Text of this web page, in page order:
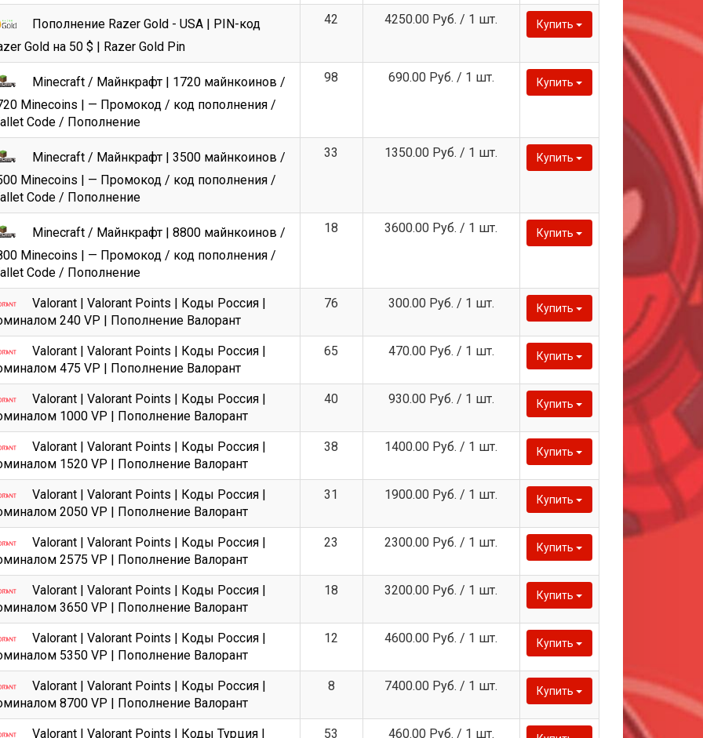
Пополнение Razer Gold - USA | PIN-код
Gold на 50 $ | Razer Gold Pin
42 4250.00 Руб. / 1 шт. Купить
Minecraft / Майнкрафт | 1720 майнкоинов /
Minecoins | — Промокод / код пополнения /
Code / Пополнение
98 690.00 Руб. / 1 шт. Купить
Minecraft / Майнкрафт | 3500 майнкоинов /
Minecoins | — Промокод / код пополнения /
Code / Пополнение
33 1350.00 Руб. / 1 шт. Купить
Minecraft / Майнкрафт | 8800 майнкоинов /
Minecoins | — Промокод / код пополнения /
Code / Пополнение
18 3600.00 Руб. / 1 шт. Купить
Valorant | Valorant Points | Коды Россия |
240 VP | Пополнение Валорант
76 300.00 Руб. / 1 шт. Купить
Valorant | Valorant Points | Коды Россия |
475 VP | Пополнение Валорант
65 470.00 Руб. / 1 шт. Купить
Valorant | Valorant Points | Коды Россия |
1000 VP | Пополнение Валорант
40 930.00 Руб. / 1 шт. Купить
Valorant | Valorant Points | Коды Россия |
1520 VP | Пополнение Валорант
38 1400.00 Руб. / 1 шт. Купить
Valorant | Valorant Points | Коды Россия |
2050 VP | Пополнение Валорант
31 1900.00 Руб. / 1 шт. Купить
Valorant | Valorant Points | Коды Россия |
2575 VP | Пополнение Валорант
23 2300.00 Руб. / 1 шт. Купить
Valorant | Valorant Points | Коды Россия |
3650 VP | Пополнение Валорант
18 3200.00 Руб. / 1 шт. Купить
Valorant | Valorant Points | Коды Россия |
5350 VP | Пополнение Валорант
12 4600.00 Руб. / 1 шт. Купить
Valorant | Valorant Points | Коды Россия |
8700 VP | Пополнение Валорант
8 7400.00 Руб. / 1 шт. Купить
Valorant | Valorant Points | Коды Турция | 53 460.00 Руб. / 1 шт.